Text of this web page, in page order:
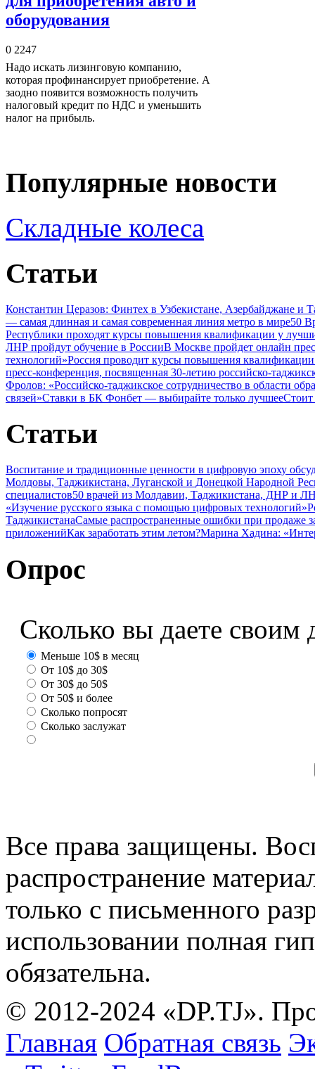
оборудования
0 2247
Надо искать лизинговую компанию,
которая профинансирует приобретение. А
заодно появится возможность получить
налоговый кредит по НДС и уменьшить
налог на прибыль.
Популярные новости
Складные колеса
Статьи
Константин Церазов: Финтех в Узбекистане, Азербайджане
— самая длинная и самая современная линия метро в мире50
Республики проходят курсы повышения квалификации у
ЛНР пройдут обучение в РоссииВ Москве пройдет онлайн
технологий»Россия проводит курсы повышения квалификации
пресс-конференция, посвященная 30-летию российско-
Фролов: «Российско-таджикское сотрудничество в области
связей»Ставки в БК Фонбет — выбирайте только лучшееСтоит
Статьи
Воспитание и традиционные ценности в цифровую эпоху
Молдовы, Таджикистана, Луганской и Донецкой Народной
специалистов50 врачей из Молдавии, Таджикистана, ДНР и
«Изучение русского языка с помощью цифровых технологий»
ТаджикистанаСамые распространенные ошибки при продаже
приложенийКак заработать этим летом?Марина Хадина:
Опрос
Сколько вы даете своим
Меньше 10$ в месяц
От 10$ до 30$
От 30$ до 50$
От 50$ и более
Сколько попросят
Сколько заслужат
Все права защищены.
распространение
только с письменного
использовании полная
обязательна.
© 2012-2024 «DP.TJ».
Главная Обратная связь